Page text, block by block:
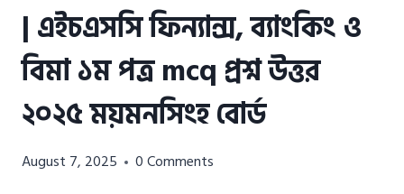
| এইচএসসি ফিন্যান্স, ব্যাংকিং ও
বিমা ১ম পত্র mcq প্রশ্ন উত্তর
২০২৫ ময়মনসিংহ বোর্ড
Azizul
August 7, 2025 0 Comments